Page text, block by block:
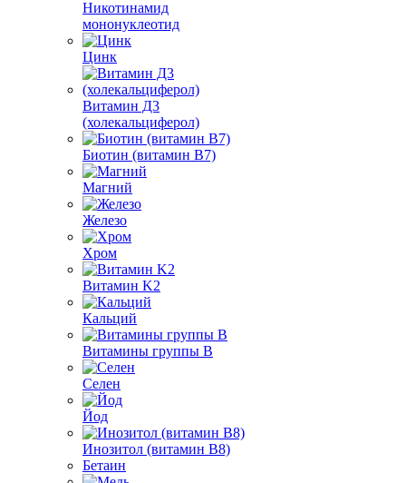
Никотинамид
мононуклеотид
Цинк
Витамин Д3
(холекальциферол)
Биотин (витамин B7)
Магний
Железо
Хром
Витамин K2
Кальций
Витамины группы B
Селен
Йод
Инозитол (витамин B8)
Бетаин